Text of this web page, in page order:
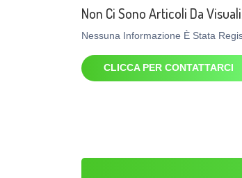
Non Ci Sono Articoli Da
Nessuna Informazione È Stata
CLICCA PER CONTATTARCI